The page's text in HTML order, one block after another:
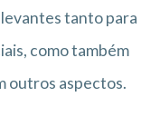
tanto para
como também
outros aspectos.